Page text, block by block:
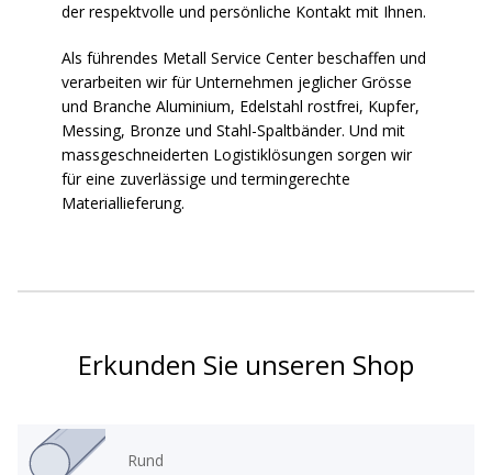
der respektvolle und persönliche Kontakt mit Ihnen.
Als führendes Metall Service Center beschaffen und
verarbeiten wir für Unternehmen jeglicher Grösse
und Branche Aluminium, Edelstahl rostfrei, Kupfer,
Messing, Bronze und Stahl-Spaltbänder. Und mit
massgeschneiderten Logistiklösungen sorgen wir
für eine zuverlässige und termingerechte
Materiallieferung.
Erkunden Sie unseren Shop
Rund